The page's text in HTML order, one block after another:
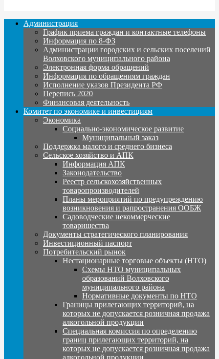
Администрация
График приема граждан и контактные телефоны
Информация по 8-ФЗ
Администрации городских и сельских поселений
Волховского муниципального района
Электронная форма обращений
Информация по обращениям граждан
Исполнение указов Президента РФ
Перепись 2020
Финансовая деятельность
Комитет по экономике и инвестициям
Экономика
Социально-экономическое развитие
Муниципальный заказ
Поддержка малого и среднего бизнеса
Сельское хозяйство и АПК
Информация АПК
Законодательство
Реестр сельскохозяйственных
товаропроизводителей
Планы мероприятий по предупреждению
возникновения и рапространения ООБЖ
Садоводческие некоммерческие
товарищества
Документы стратегического планирования
Инвестиционный паспорт
Потребительский рынок
Нестационарные торговые объекты (НТО)
Схемы НТО муниципальных
образований Волховского
муниципального района
Нормативные документы по НТО
Границы прилегающих территорий, на
которых не допускается розничная продажа
алкогольной продукции
Специальная комиссия по определению
границ прилегающих территорий, на
которых не допускается розничная продажа
алкогольной продукции